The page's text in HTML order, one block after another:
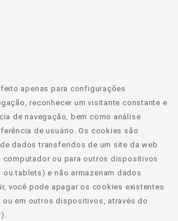
apenas para configurações
reconhecer um visitante constante e
de navegação, bem como análise
de usuário. Os cookies são
dados transferidos de um site da web
computador ou para outros dispositivos
ou tablets) e não armazenam dados
você pode apagar os cookies existentes
ou em outros dispositivos, através do